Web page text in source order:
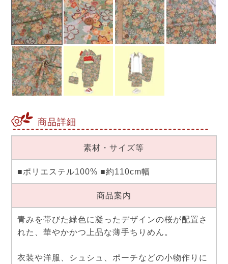
商品詳細
素材・サイズ等
■ポリエステル100% ■約110cm幅
商品案内
青みを帯びた緑色に凝ったデザインの桜が配置さ
れた、華やかかつ上品な薄手ちりめん。
衣装や洋服、シュシュ、ポーチなどの小物作りに